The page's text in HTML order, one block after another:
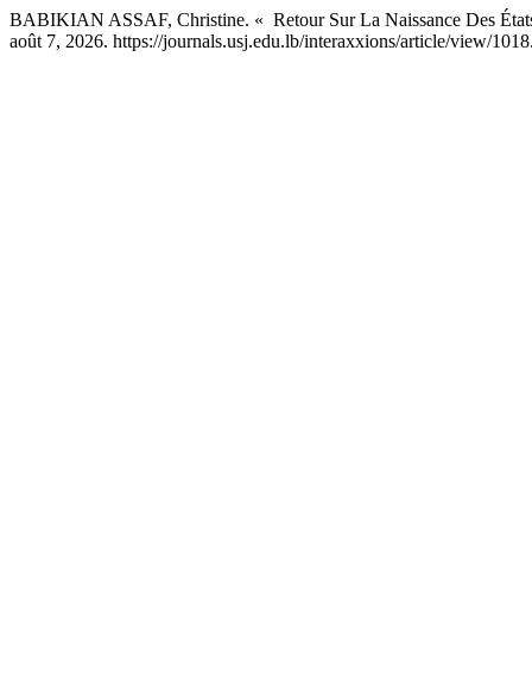
BABIKIAN ASSAF, Christine. « Retour Sur La Naissance Des
août 7, 2026. https://journals.usj.edu.lb/interaxxions/article/view/